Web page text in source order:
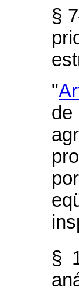
§ 7
"
de
§